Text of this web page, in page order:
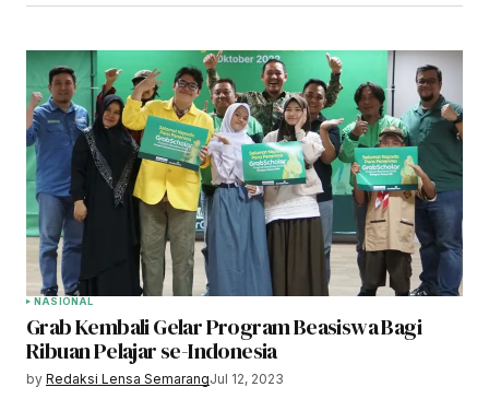
NASIONAL
Grab Kembali Gelar Program Beasiswa Bagi
Ribuan Pelajar se-Indonesia
by Redaksi Lensa SemarangJul 12, 2023